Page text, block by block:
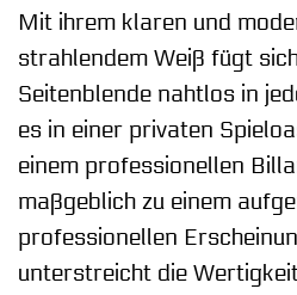
Mit ihrem klaren und
strahlendem Weiß fügt
Seitenblende nahtlos in
es in einer privaten
einem professionellen
maßgeblich zu einem
professionellen
unterstreicht die